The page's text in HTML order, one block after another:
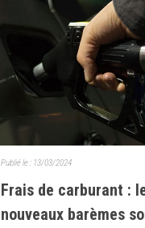
Frais de carburant :
nouveaux barèmes
Publié le : 13/03/2024